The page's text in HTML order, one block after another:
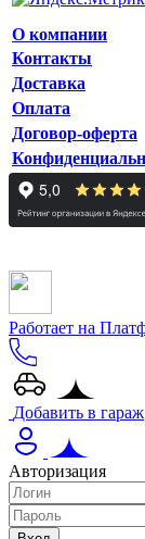
О компании
Контакты
Доставка
Оплата
Договор-оферта
Работает на
Добавить в гараж
Авторизация